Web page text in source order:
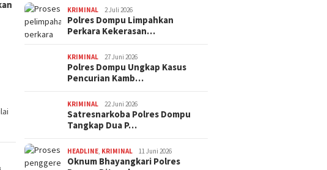
KRIMINAL 2 Juli 2026
Polres Dompu Limpahkan
Perkara Kekerasan…
KRIMINAL 27 Juni 2026
Polres Dompu Ungkap Kasus
Pencurian Kamb…
KRIMINAL 22 Juni 2026
Satresnarkoba Polres Dompu
Tangkap Dua P…
HEADLINE, KRIMINAL 11 Juni 2026
Oknum Bhayangkari Polres